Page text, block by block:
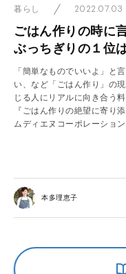
暮らし 2022.07.03
ごはん作りの時に
ぶっちぎりの１位
「簡単なものでいいよ」と
い、など「ごはん作り」の
じる人にリアルに向き合う
『ごはん作りの絶望に寄り
ムディエヌコーポレーショ
本多理恵子